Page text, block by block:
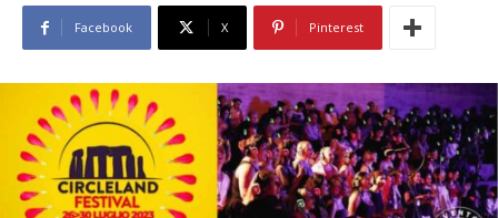
Facebook X Pinterest